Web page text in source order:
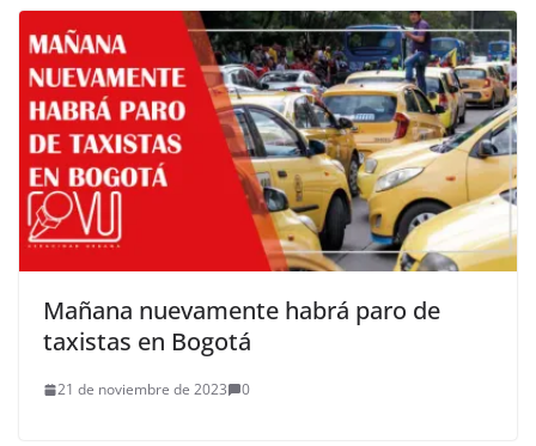
Mañana nuevamente habrá paro de
taxistas en Bogotá
21 de noviembre de 2023 0